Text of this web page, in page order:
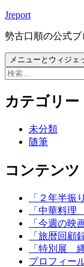
コ
テ
ン
ツ
へ
キ
Jreport
勢古口順の公式ブ
メニューとウィジェ
検
カテゴリー
未分類
随筆
コンテンツ
「２年半振
「中華料
「今週の映
「旅暦回顧
「特別展
プロフィー